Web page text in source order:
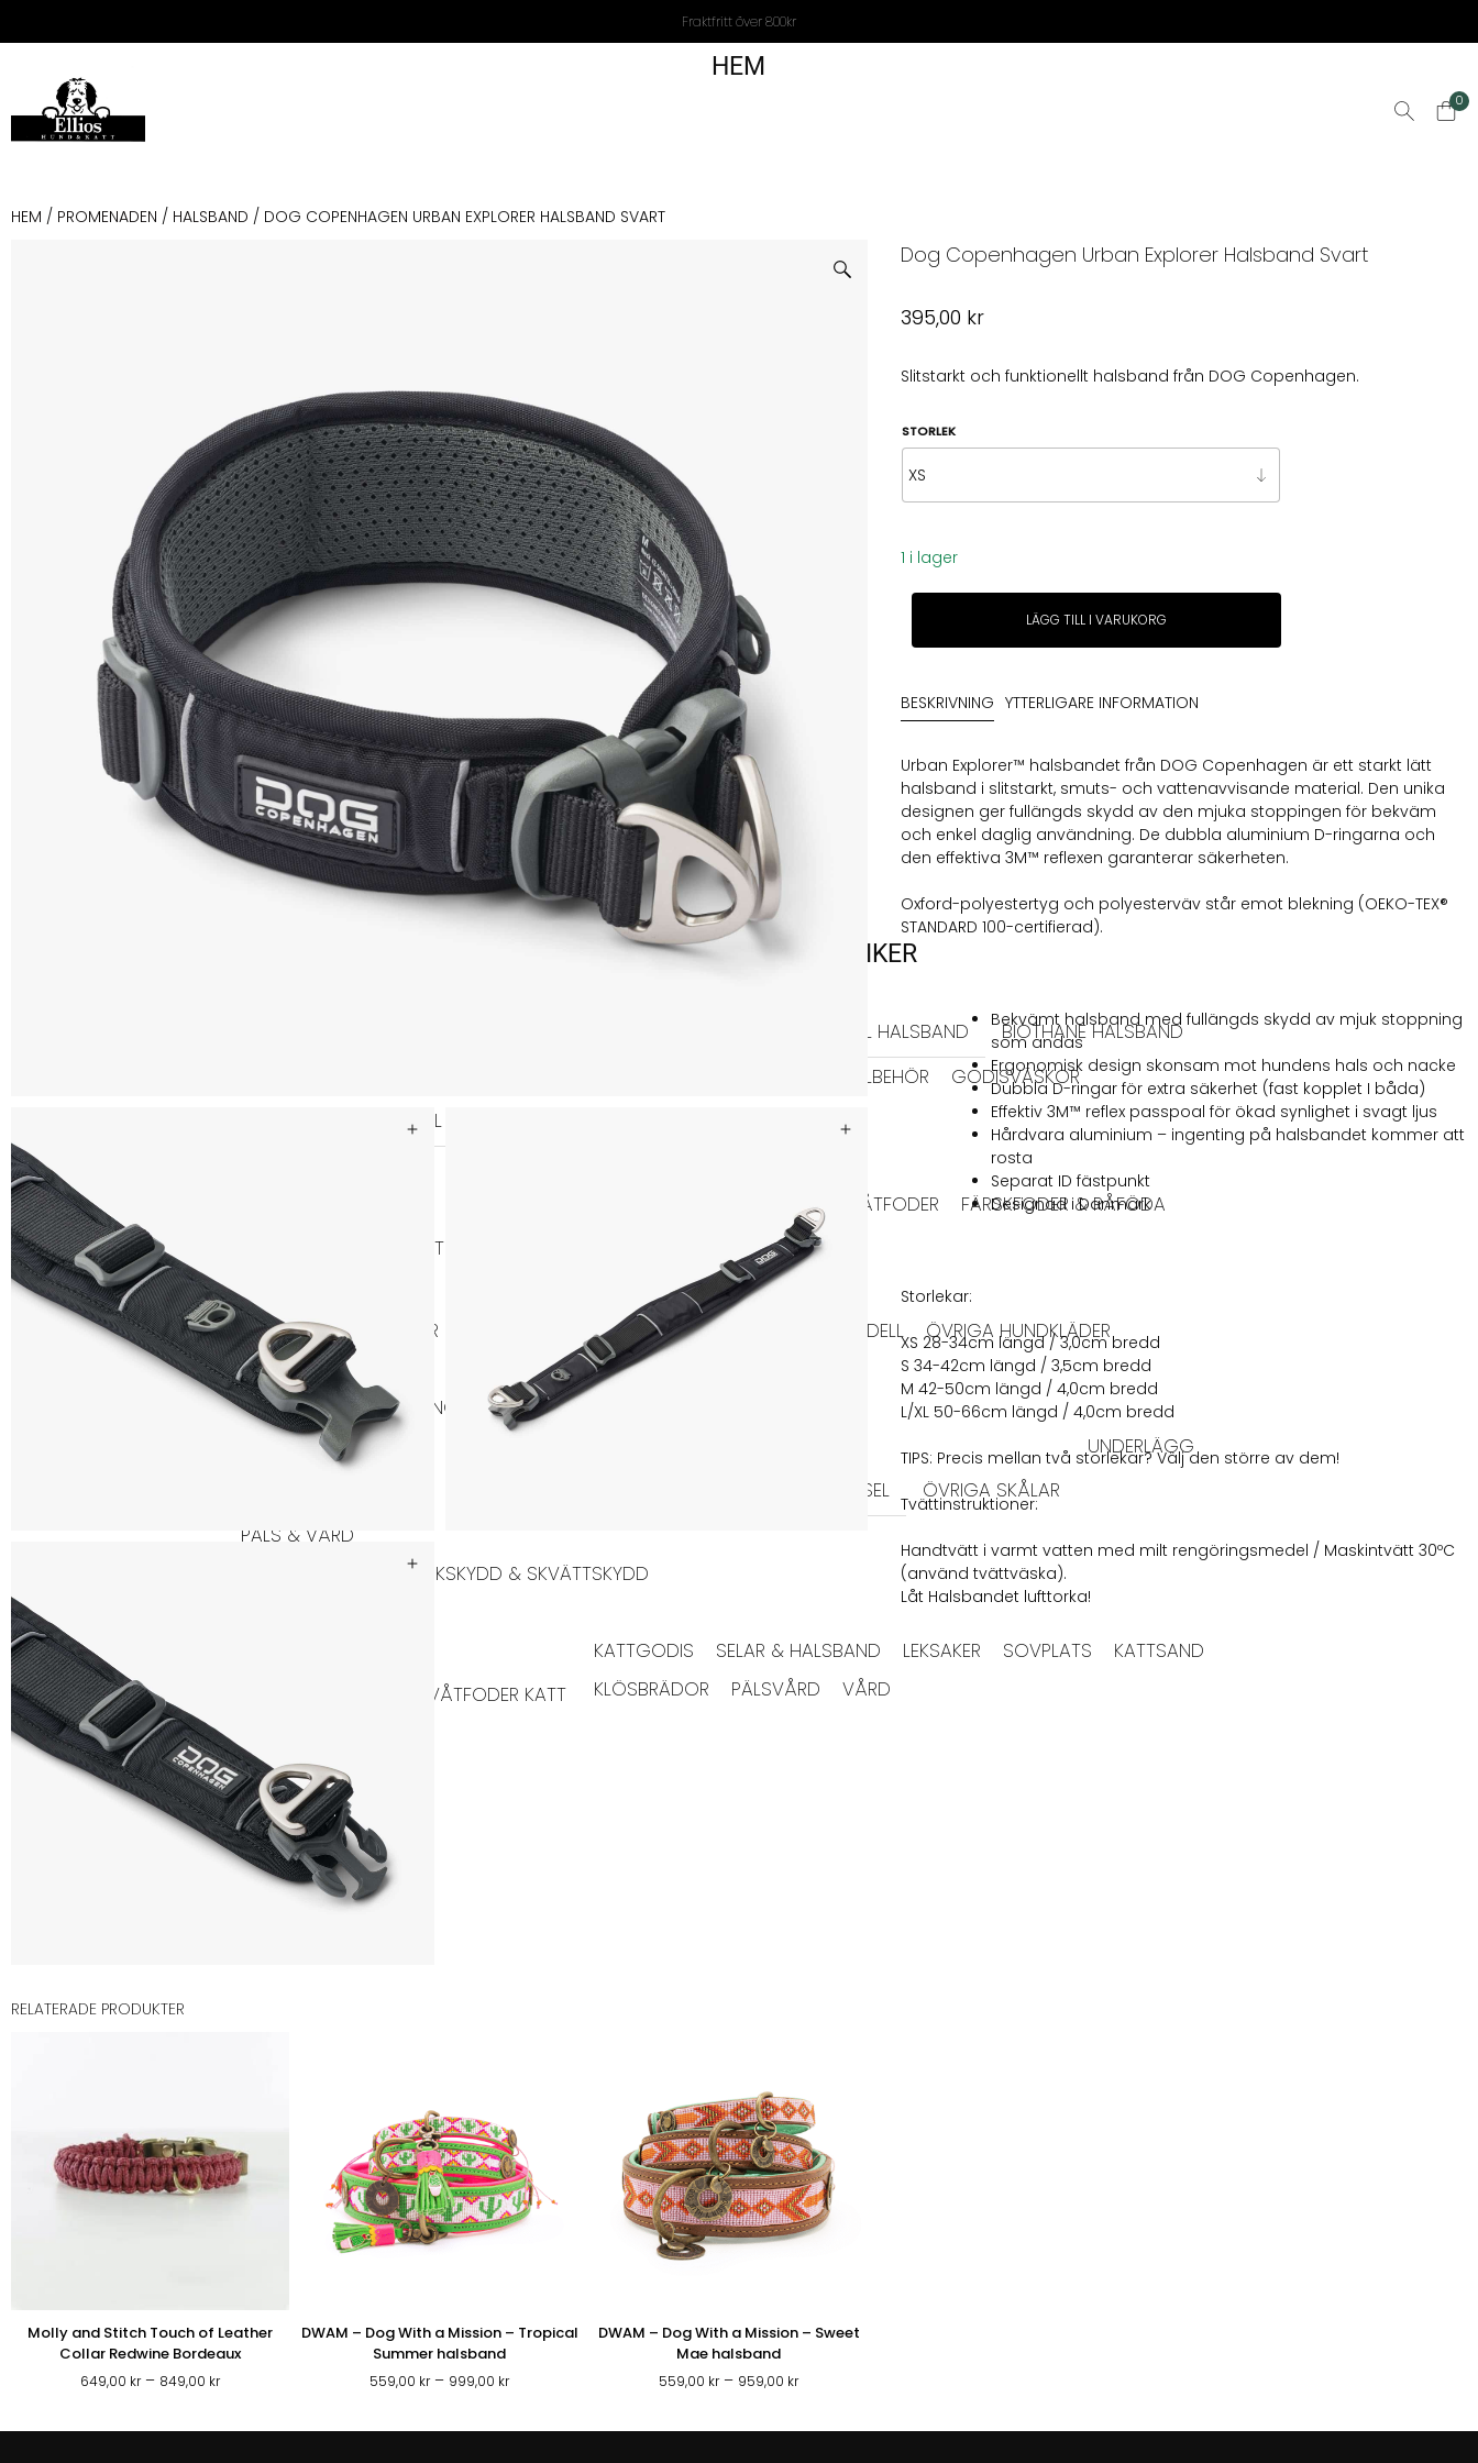
Fraktfritt över 800kr
HEM
SHOP
TEXTIL HALSBAND
BIOTHANE HALSBAND
TEXTIL KOPPEL
BAJSPÅSAR & TILLBEHÖR GODISVÄSKOR
HUNDGODIS NORDISKT
TORRFODER
VÅTFODER FÄRSKFODER & RÅFÖDA
HUNDKLÄDER
TRÖJOR
REGNKLÄDER VARMA JACKOR TAXMODELL VINTHUNDSMODELL
ÖVRIGA HUNDKLÄDER
SOVPLATS
BÄDDAR
FILTAR DYNOR IGLOOS
VÄSKOR
MATPUSSEL ÖVRIGA SKÅLAR
UNDERLÄGG
PÄLS & VÅRD
TIKSKYDD & SKVÄTTSKYDD
VÅTFODER KATT
KATTGODIS SELAR & HALSBAND LEKSAKER SOVPLATS
KATTSAND
KLÖSBRÄDOR
PÄLSVÅRD VÅRD
VARUMÄRKEN VÅRA BUTIKER
0
HEM / PROMENADEN / HALSBAND / DOG COPENHAGEN URBAN EXPLORER HALSBAND SVART
Dog Copenhagen Urban Explorer Halsband Svart
395,00 kr
Slitstarkt och funktionellt halsband från DOG Copenhagen.
STORLEK
1 i lager
Dog
Urban
Halsband
Svart
LÄGG TILL I VARUKORG
BESKRIVNING YTTERLIGARE INFORMATION
Urban Explorer™ halsbandet från DOG Copenhagen är ett starkt lätt
halsband i slitstarkt, smuts- och vattenavvisande material. Den unika
designen ger fullängds skydd av den mjuka stoppingen för bekväm
och enkel daglig användning. De dubbla aluminium D-ringarna och
den effektiva 3M™ reflexen garanterar säkerheten.
Oxford-polyestertyg och polyesterväv står emot blekning (OEKO-TEX®
STANDARD 100-certifierad).
Bekvämt halsband med fullängds skydd av mjuk stoppning
som andas
Ergonomisk design skonsam mot hundens hals och nacke
Dubbla D-ringar för extra säkerhet (fast kopplet I båda)
Effektiv 3M™ reflex passpoal för ökad synlighet i svagt ljus
Hårdvara aluminium – ingenting på halsbandet kommer att
rosta
Separat ID fästpunkt
Designad i Danmark
Storlekar:
XS 28-34cm längd / 3,0cm bredd
S 34-42cm längd / 3,5cm bredd
M 42-50cm längd / 4,0cm bredd
L/XL 50-66cm längd / 4,0cm bredd
TIPS: Precis mellan två storlekar? Välj den större av dem!
Tvättinstruktioner:
Handtvätt i varmt vatten med milt rengöringsmedel / Maskintvätt 30ºC
(använd tvättväska).
Låt Halsbandet lufttorka!
RELATERADE PRODUKTER
Molly and Stitch Touch of Leather
Collar Redwine Bordeaux
649,00 kr – 849,00 krPrisintervall:
DWAM – Dog With a Mission – Tropical
Summer halsband
559,00 kr – 999,00 krPrisintervall:
DWAM – Dog With a Mission – Sweet
Mae halsband
559,00 kr – 959,00 krPrisintervall: